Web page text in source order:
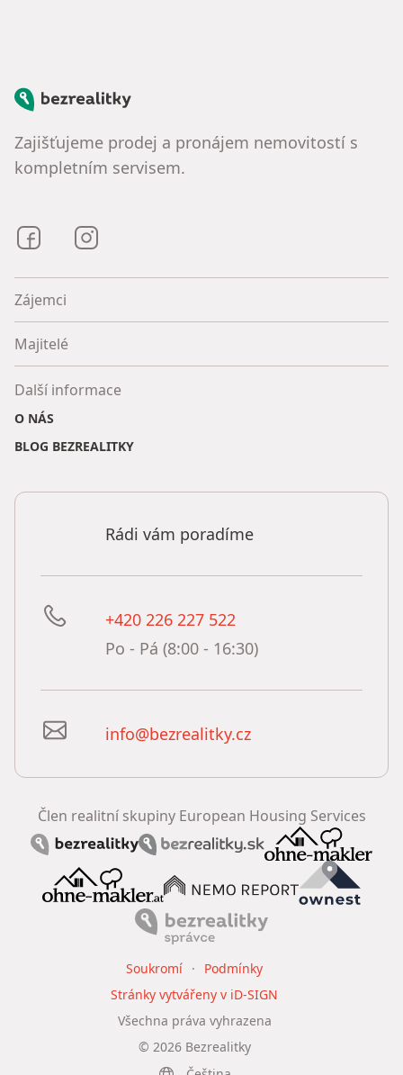
Bezrealitky
Zajišťujeme prodej a pronájem nemovitostí s
kompletním servisem.
Bezrealitky na Facebooku
Zájemci
Majitelé
Další informace
O NÁS
BLOG BEZREALITKY
Rádi vám poradíme
+420 226 227 522
Po - Pá (8:00 - 16:30)
info@bezrealitky.cz
Člen realitní skupiny European Housing Services
© 2026Bezrealitky
Všechna práva vyhrazena
Soukromí
Podmínky
Stránky vytvářeny v iD-SIGN